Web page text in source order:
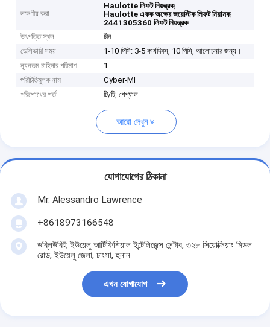
লক্ষণীয় করা
Haulotte লিফট নিয়ন্ত্রক,
Haulotte একক অক্ষের জয়েস্টিক লিফট নিয়ামক,
2441305360 লিফট নিয়ন্ত্রক
উৎপত্তি স্থল
চীন
ডেলিভারি সময়
1-10 পিসি: 3-5 কার্যদিবস, 10 পিসি, আলোচনার জন্য।
ন্যূনতম চাহিদার পরিমাণ
1
পরিচিতিমুলক নাম
Cyber-MI
পরিশোধের শর্ত
টি/টি, পেপ্যাল
আরো দেখুন
যোগাযোগের ঠিকানা
Mr. Alessandro Lawrence
+8618973166548
ডব্লিউবিই ইউয়েলু আর্টিফিশিয়াল ইন্টেলিজেন্স সেন্টার, ৩২৮ সিয়োক্সিয়াং মিডল
রোড, ইউয়েলু জেলা, চাংসা, হুনান
এখন যোগাযোগ